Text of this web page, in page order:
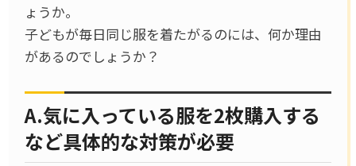
ょうか。
子どもが毎日同じ服を着たがるのには、何か理由
があるのでしょうか？
A.気に入っている服を2枚購入する
など具体的な対策が必要